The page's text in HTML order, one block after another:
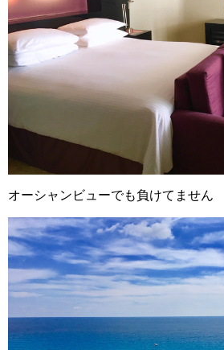
オーシャンビューでも負けてません